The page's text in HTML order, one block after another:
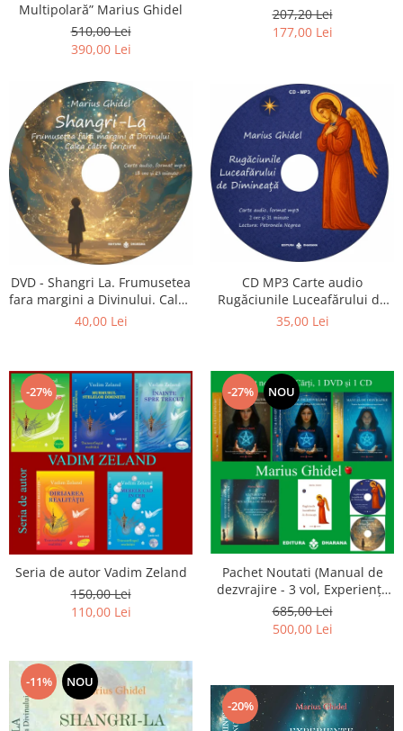
Multipolară” Marius Ghidel
510,00 Lei
390,00 Lei
207,20 Lei
177,00 Lei
DVD - Shangri La. Frumusetea
fara margini a Divinului. Calea
catre fericire
40,00 Lei
CD MP3 Carte audio
Rugăciunile Luceafărului de
dimineață
35,00 Lei
-27%
Seria de autor Vadim Zeland
150,00 Lei
110,00 Lei
-27% NOU
Pachet Noutati (Manual de
dezvrajire - 3 vol, Experiențe
și amintiri, Rugăciunile
Luceafarului de dimineata) -
Marius Ghidel
685,00 Lei
500,00 Lei
-11% NOU
-20%